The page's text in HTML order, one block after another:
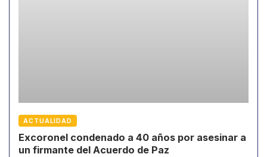
ACTUALIDAD
Excoronel condenado a 40 años por asesinar a
un firmante del Acuerdo de Paz